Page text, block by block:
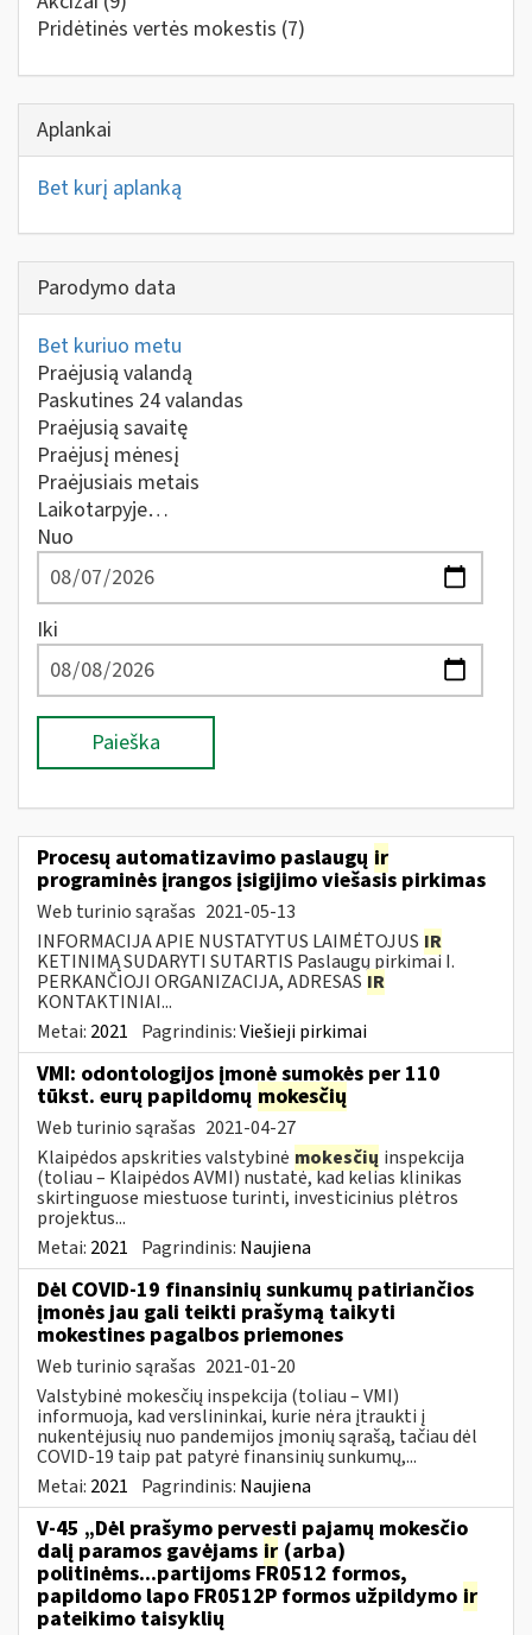
Pridėtinės vertės mokestis (7)
Aplankai
Bet kurį aplanką
Parodymo data
Bet kuriuo metu
Praėjusią valandą
Paskutines 24 valandas
Praėjusią savaitę
Praėjusį mėnesį
Praėjusiais metais
Laikotarpyje…
Nuo
Iki
Paieška
Procesų automatizavimo paslaugų ir
programinės įrangos įsigijimo viešasis pirkimas
Web turinio sąrašas 2021-05-13
INFORMACIJA APIE NUSTATYTUS LAIMĖTOJUS IR
KETINIMĄ SUDARYTI SUTARTIS Paslaugų pirkimai I.
PERKANČIOJI ORGANIZACIJA, ADRESAS IR
KONTAKTINIAI...
Metai: 2021 Pagrindinis:Viešieji pirkimai
VMI: odontologijos įmonė sumokės per 110
tūkst. eurų papildomų mokesčių
Web turinio sąrašas 2021-04-27
Klaipėdos apskrities valstybinė mokesčių inspekcija
(toliau – Klaipėdos AVMI) nustatė, kad kelias klinikas
skirtinguose miestuose turinti, investicinius plėtros
projektus...
Metai: 2021 Pagrindinis: Naujiena
Dėl COVID-19 finansinių sunkumų patiriančios
įmonės jau gali teikti prašymą taikyti
mokestines pagalbos priemones
Web turinio sąrašas 2021-01-20
Valstybinė mokesčių inspekcija (toliau – VMI)
informuoja, kad verslininkai, kurie nėra įtraukti į
nukentėjusių nuo pandemijos įmonių sąrašą, tačiau dėl
COVID-19 taip pat patyrė finansinių sunkumų,...
Metai: 2021 Pagrindinis: Naujiena
V-45 „Dėl prašymo pervesti pajamų mokesčio
dalį paramos gavėjams ir (arba)
politinėms...partijoms FR0512 formos,
papildomo lapo FR0512P formos užpildymo ir
pateikimo taisyklių